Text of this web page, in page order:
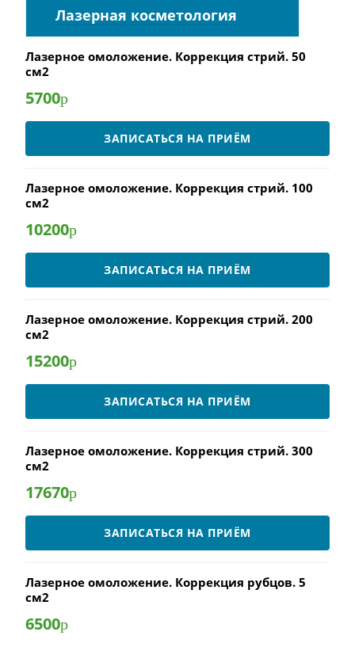
Лазерная косметология
Лазерное омоложение. Коррекция стрий. 50
см2
5700р
ЗАПИСАТЬСЯ НА ПРИЁМ
Лазерное омоложение. Коррекция стрий. 100
см2
10200р
ЗАПИСАТЬСЯ НА ПРИЁМ
Лазерное омоложение. Коррекция стрий. 200
см2
15200р
ЗАПИСАТЬСЯ НА ПРИЁМ
Лазерное омоложение. Коррекция стрий. 300
см2
17670р
ЗАПИСАТЬСЯ НА ПРИЁМ
Лазерное омоложение. Коррекция рубцов. 5
см2
6500р